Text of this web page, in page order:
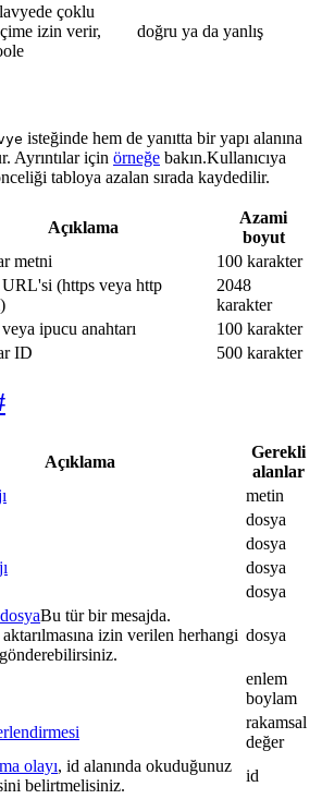
çoklu
izin verir,
doğru ya da yanlış
isteğinde hem de yanıtta bir yapı alanına
Ayrıntılar için örneğe bakın.Kullanıcıya
tabloya azalan sırada kaydedilir.
Açıklama
Azami
boyut
metni
100 karakter
(https veya http
2048
karakter
ipucu anahtarı
100 karakter
ID 500 karakter
Açıklama
Gerekli
alanlar
metin
dosya
dosya
dosya
dosya
Bu tür bir mesajda.
izin verilen herhangi dosya
enlem
boylam
rakamsal
değer
olayı, id alanında okuduğunuz
belirtmelisiniz.
id